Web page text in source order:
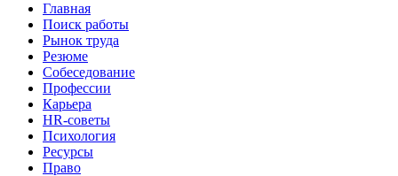
Главная
Поиск работы
Рынок труда
Резюме
Собеседование
Профессии
Карьера
HR-советы
Психология
Ресурсы
Право